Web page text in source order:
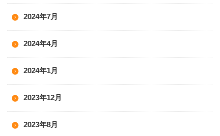
2024年7月
2024年4月
2024年1月
2023年12月
2023年8月